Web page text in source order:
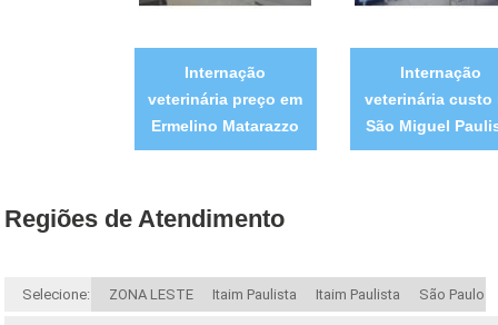
Internação
veterinária preço em
Ermelino Matarazzo
Internação
veterinária custo
São Miguel
Regiões de Atendimento
Selecione: ZONA LESTE Itaim Paulista Itaim Paulista São Paulo